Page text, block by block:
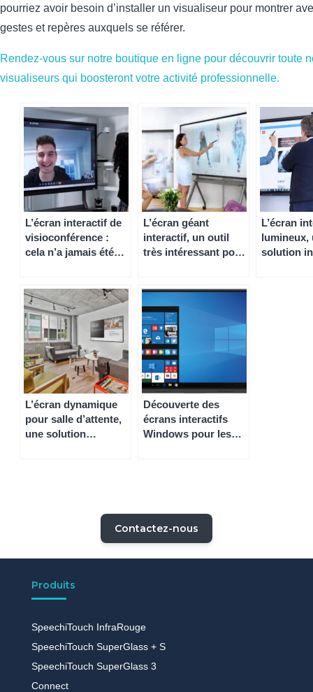
pourriez avoir besoin d’installer un visualiseur pour montrer
gestes et repères auxquels se référer.
Rendez-vous sur notre boutique en ligne pour découvrir toute
visualiseurs qui boosteront votre activité professionnelle.
L’écran interactif de
visioconférence :
cela n’a jamais été
L’écran géant
interactif, un outil
très intéressant pour
L’écran
lumineux,
solution
L’écran dynamique
pour salle d’attente,
une solution
Découverte des
écrans interactifs
Windows pour les
Contactez-nous
Produits
SpeechiTouch InfraRouge
SpeechiTouch SuperGlass + S
SpeechiTouch SuperGlass 3
Connect